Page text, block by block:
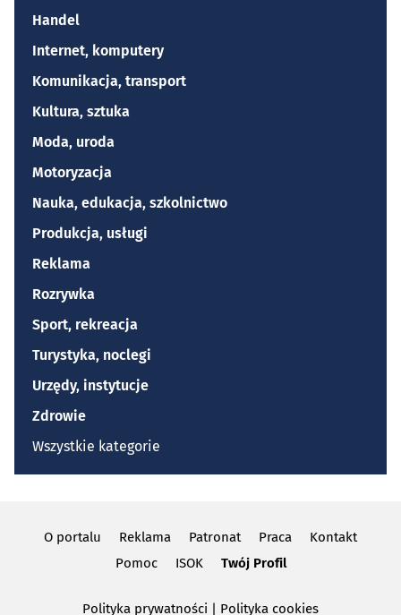
Handel
Internet, komputery
Komunikacja, transport
Kultura, sztuka
Moda, uroda
Motoryzacja
Nauka, edukacja, szkolnictwo
Produkcja, usługi
Reklama
Rozrywka
Sport, rekreacja
Turystyka, noclegi
Urzędy, instytucje
Zdrowie
Wszystkie kategorie
O portalu Reklama Patronat Praca
Kontakt
Pomoc
ISOK Twój Profil
Polityka prywatności Polityka cookies